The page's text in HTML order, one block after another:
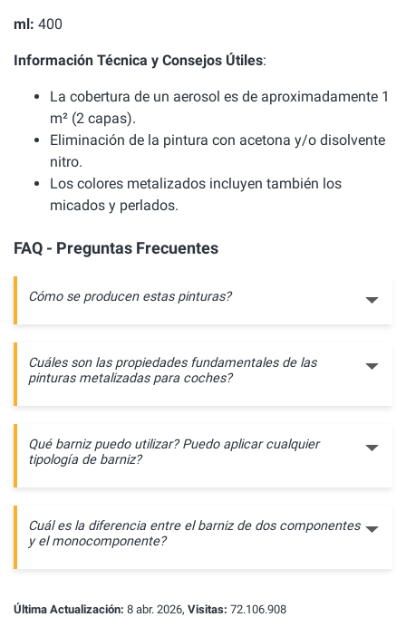
ml: 400
Información Técnica y Consejos Útiles:
La cobertura de un aerosol es de aproximadamente 1
m² (2 capas).
Eliminación de la pintura con acetona y/o disolvente
nitro.
Los colores metalizados incluyen también los
micados y perlados.
FAQ - Preguntas Frecuentes
Cómo se producen estas pinturas?
Cuáles son las propiedades fundamentales de las
pinturas metalizadas para coches?
Qué barniz puedo utilizar? Puedo aplicar cualquier
tipología de barniz?
Cuál es la diferencia entre el barniz de dos componentes
y el monocomponente?
Última Actualización: 8 abr. 2026, Visitas: 72.106.908